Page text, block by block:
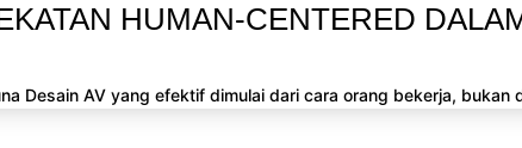
HUMAN-CENTERED
Desain AV yang efektif dimulai dari cara orang bekerja,